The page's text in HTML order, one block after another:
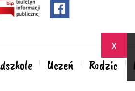
x
Uczeń Rodzic